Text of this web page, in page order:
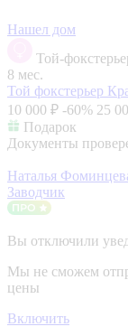
Нашел дом
Той-
8 мес.
Той фокстерьер
10 000 ₽ -60% 25
Подарок
Документы
Наталья
Заводчик
Вы отключили
Мы не сможем
цены
Включить